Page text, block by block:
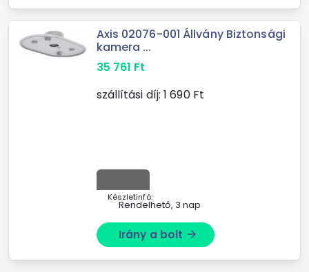
Axis 02076-001 Állvány Biztonsági
kamera ...
35 761 Ft
szállítási díj: 1 690Ft
Készletinfó:
Rendelhető, 3 nap
Irány a bolt arrow_forward